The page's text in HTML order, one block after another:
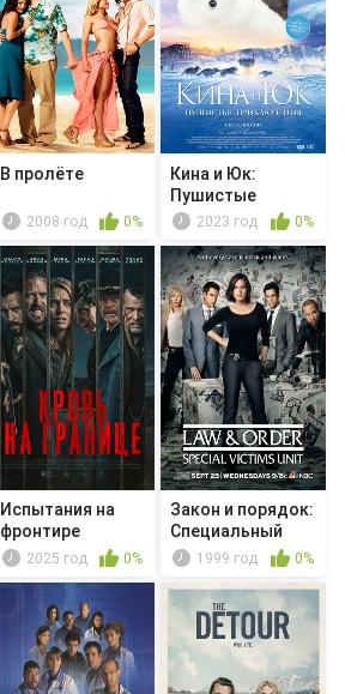
В пролёте
2008 год 0%
Кина и Юк:
Пушистые
приключения
2023 год 0%
Испытания на
фронтире
2025 год 0%
Закон и порядок:
Специальный
корпус -...
1999 год 0%